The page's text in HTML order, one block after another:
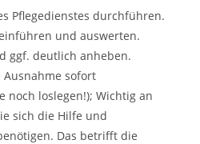
Pflegedienstes durchführen.
und auswerten.
ggf. deutlich anheben.
Ausnahme sofort
noch loslegen!); Wichtig an
sich die Hilfe und
Das betrifft die